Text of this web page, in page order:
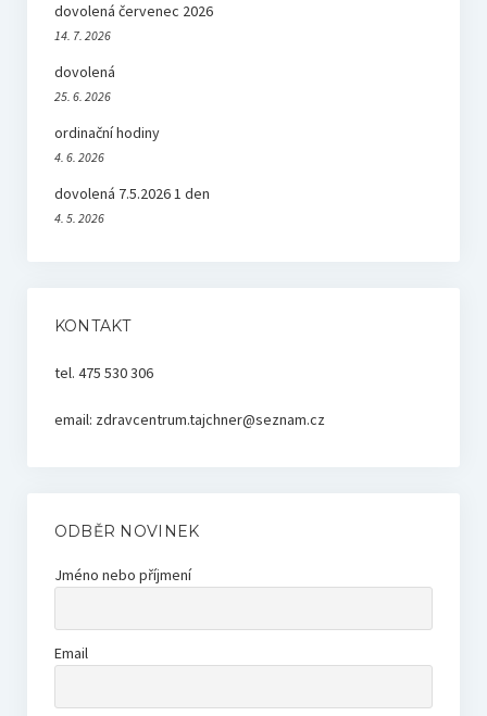
dovolená červenec 2026
14. 7. 2026
dovolená
25. 6. 2026
ordinační hodiny
4. 6. 2026
dovolená 7.5.2026 1 den
4. 5. 2026
KONTAKT
tel. 475 530 306
email: zdravcentrum.tajchner@seznam.cz
ODBĚR NOVINEK
Jméno nebo příjmení
Email